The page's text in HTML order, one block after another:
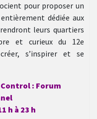
pour proposer un
dédiée aux
leurs quartiers
et curieux du 12e
s’inspirer et se
Control : Forum
h à 23 h